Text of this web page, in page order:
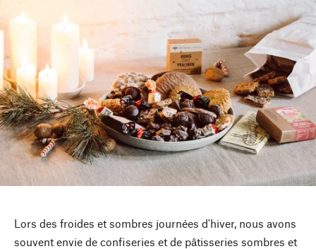
Lors des froides et sombres journées d'hiver, nous avons
souvent envie de confiseries et de pâtisseries sombres et